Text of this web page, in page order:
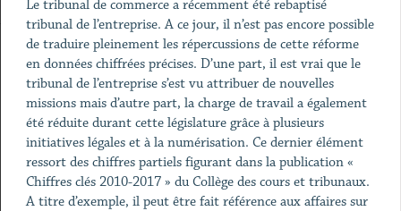
Le tribunal de commerce a récemment été rebaptisé
tribunal de l’entreprise. A ce jour, il n’est pas encore possible
de traduire pleinement les répercussions de cette réforme
en données chiffrées précises. D’une part, il est vrai que le
tribunal de l’entreprise s’est vu attribuer de nouvelles
missions mais d’autre part, la charge de travail a également
été réduite durant cette législature grâce à plusieurs
initiatives légales et à la numérisation. Ce dernier élément
ressort des chiffres partiels figurant dans la publication «
Chiffres clés 2010-2017 » du Collège des cours et tribunaux.
A titre d’exemple, il peut être fait référence aux affaires sur